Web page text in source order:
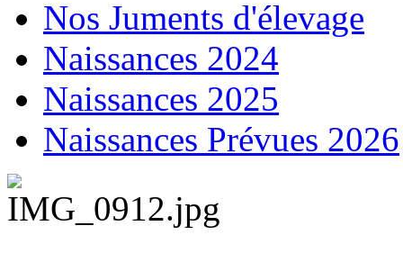
Nos Juments d'élevage
Naissances 2024
Naissances 2025
Naissances Prévues 2026